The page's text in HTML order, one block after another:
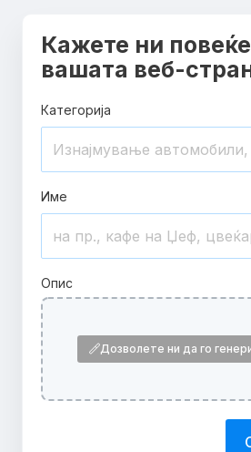
Кажете ни
вашата веб-
Категорија
Име
Опис
Дозволете ни да го